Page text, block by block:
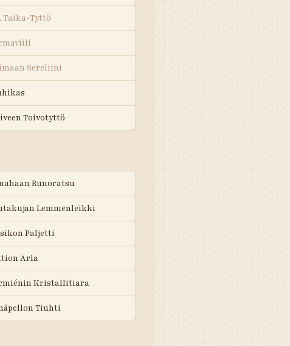
Taika-Tyttö
Sereliini
Toivotyttö
Runoratsu
Lemmenleikki
Paljetti
Arla
Kristallitiara
Tiuhti